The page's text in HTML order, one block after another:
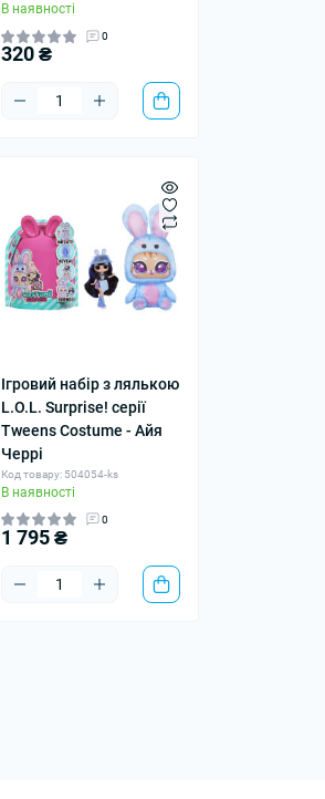
В наявності
0
320 ₴
Ігровий набір з лялькою
L.O.L. Surprise! серії
Tweens Costume - Айя
Черрі
Код товару: 504054-ks
В наявності
0
1 795 ₴